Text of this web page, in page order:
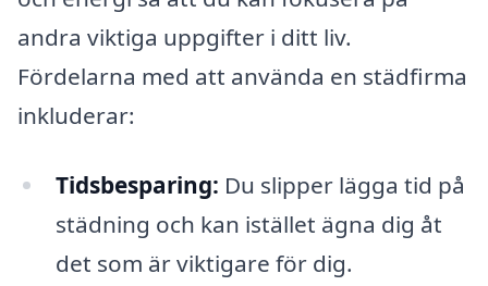
andra viktiga uppgifter i ditt liv.
Fördelarna med att använda en städfirma
inkluderar:
Tidsbesparing: Du slipper lägga tid på
städning och kan istället ägna dig åt
det som är viktigare för dig.